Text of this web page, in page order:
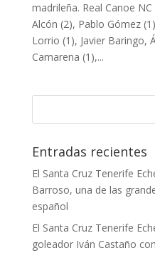
madrileña. Real Canoe
Alcón (2), Pablo Gómez
Lorrio (1), Javier Baringo,
Camarena (1),...
Entradas recientes
El Santa Cruz Tenerife
Barroso, una de las
español
El Santa Cruz Tenerife
goleador Iván Castaño